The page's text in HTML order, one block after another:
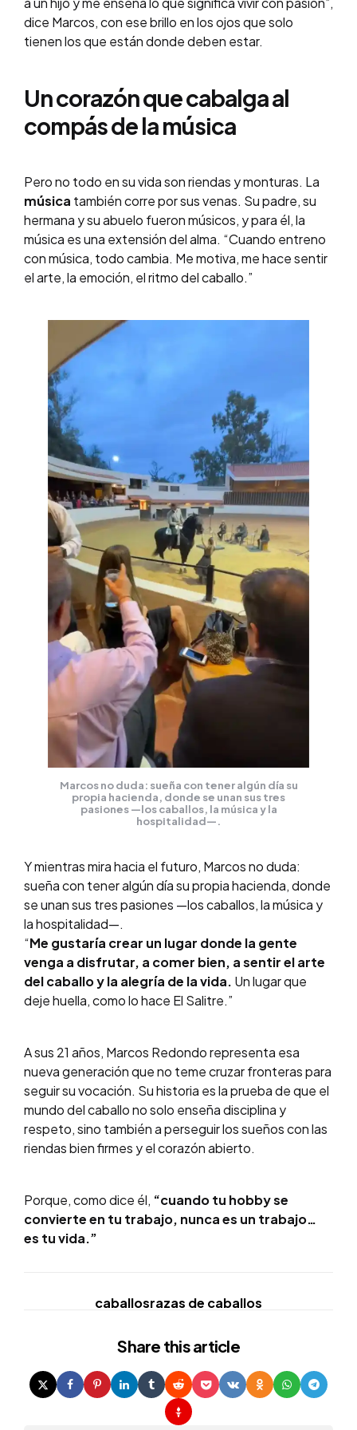
dice Marcos, con ese brillo en los ojos que solo
tienen los que están donde deben estar.
Un corazón que cabalga al
compás de la música
Pero no todo en su vida son riendas y monturas. La
música también corre por sus venas. Su padre, su
hermana y su abuelo fueron músicos, y para él, la
música es una extensión del alma. “Cuando entreno
con música, todo cambia. Me motiva, me hace sentir
el arte, la emoción, el ritmo del caballo.”
Marcos no duda: sueña con tener algún día su
propia hacienda, donde se unan sus tres
pasiones —los caballos, la música y la
hospitalidad—.
Y mientras mira hacia el futuro, Marcos no duda:
sueña con tener algún día su propia hacienda, donde
se unan sus tres pasiones —los caballos, la música y
la hospitalidad—.
“Me gustaría crear un lugar donde la gente
venga a disfrutar, a comer bien, a sentir el arte
del caballo y la alegría de la vida. Un lugar que
deje huella, como lo hace El Salitre.”
A sus 21 años, Marcos Redondo representa esa
nueva generación que no teme cruzar fronteras para
seguir su vocación. Su historia es la prueba de que el
mundo del caballo no solo enseña disciplina y
respeto, sino también a perseguir los sueños con las
riendas bien firmes y el corazón abierto.
Porque, como dice él, “cuando tu hobby se
convierte en tu trabajo, nunca es un trabajo…
es tu vida.”
caballosrazas de caballos
Share this article